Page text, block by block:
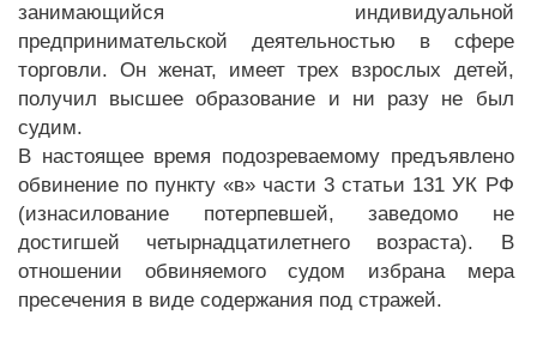
занимающийся индивидуальной
предпринимательской деятельностью в сфере
торговли. Он женат, имеет трех взрослых детей,
получил высшее образование и ни разу не был
судим.
В настоящее время подозреваемому предъявлено
обвинение по пункту «в» части 3 статьи 131 УК РФ
(изнасилование потерпевшей, заведомо не
достигшей четырнадцатилетнего возраста). В
отношении обвиняемого судом избрана мера
пресечения в виде содержания под стражей.